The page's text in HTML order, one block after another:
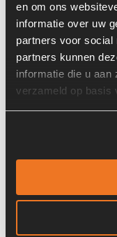
en om ons
informatie over uw
partners voor social
partners kunnen
informatie die u aan
verzameld op basis
Prijs op aanvraag
Voorraad nummer:
Machine: